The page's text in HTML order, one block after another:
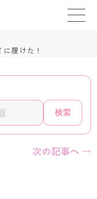
›
履けた！
検索
次の記事へ →